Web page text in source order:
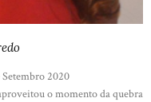
2020
o momento da quebra